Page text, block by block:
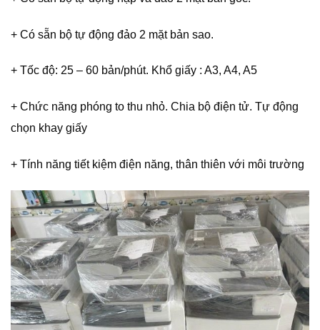
+ Có sẵn bộ tự động đảo 2 mặt bản sao.
+ Tốc độ: 25 – 60 bản/phút. Khổ giấy : A3, A4, A5
+ Chức năng phóng to thu nhỏ. Chia bộ điện tử. Tự động
chọn khay giấy
+ Tính năng tiết kiệm điện năng, thân thiên với môi trường